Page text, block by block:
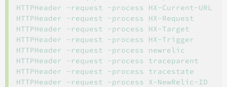
HTTPHeader -request -process HX-Current-URL
HTTPHeader -request -process HX-Request
HTTPHeader -request -process HX-Target
HTTPHeader -request -process HX-Trigger
HTTPHeader -request -process newrelic
HTTPHeader -request -process traceparent
HTTPHeader -request -process tracestate
HTTPHeader -request -process X-NewRelic-ID